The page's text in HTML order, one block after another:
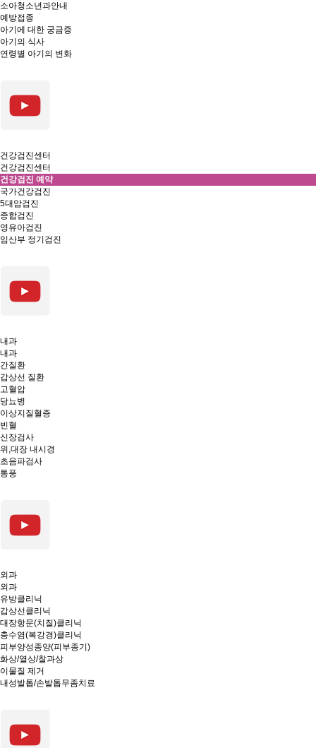
소아청소년과안내
예방접종
아기에 대한 궁금증
아기의 식사
연령별 아기의 변화
건강검진센터
건강검진센터
건강검진 예약
국가건강검진
5대암검진
종합검진
영유아검진
임산부 정기검진
내과
내과
간질환
갑상선 질환
고혈압
당뇨병
이상지질혈증
빈혈
신장검사
위,대장 내시경
초음파검사
통풍
외과
외과
유방클리닉
갑상선클리닉
대장항문(치질)클리닉
충수염(복강경)클리닉
피부양성종양(피부종기)
화상/열상/찰과상
이물질 제거
내성발톱/손발톱무좀치료